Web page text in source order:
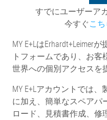
すでにユーザーア
今すぐこち
MY E+LはErhardt+Leimer
トフォームであり、お客
世界への個別アクセスを
MY E+Lアカウントでは
に加え、簡単なスペアパ
ロード、見積書作成、修